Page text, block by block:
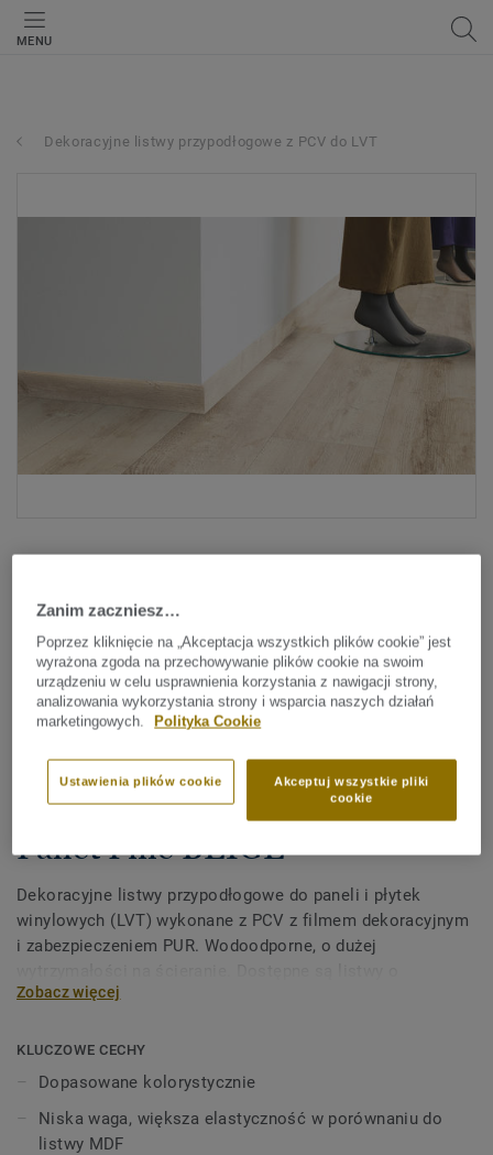
MENU
Dekoracyjne listwy przypodłogowe z PCV do LVT
Sprawdź wszystkie wzory (372)
Dekoracyjne listwy
przypodłogowe z PCV do LVT -
Pallet Pine BEIGE
Dekoracyjne listwy przypodłogowe do paneli i płytek
winylowych (LVT) wykonane z PCV z filmem dekoracyjnym
i zabezpieczeniem PUR. Wodoodporne, o dużej
wysokości 60 mm i długości 2,02 m, w kolorach
winylowych. Dekoracyjne listwy przypodłogowe są
kompatybilne ze wszystkimi podłogami LVT Tarkett (Glue-
Down, Click i Loose-Lay).
Zobacz więcej
KLUCZOWE CECHY
Dopasowane kolorystycznie
Niska waga, większa elastyczność w porównaniu do
listwy MDF
Zanim zaczniesz…
Poprzez kliknięcie na „Akceptacja wszystkich plików cookie” jest
wyrażona zgoda na przechowywanie plików cookie na swoim
urządzeniu w celu usprawnienia korzystania z nawigacji strony,
analizowania wykorzystania strony i wsparcia naszych działań
marketingowych.
Polityka Cookie
Akceptuj wszystkie pliki
cookie
Ustawienia plików cookie